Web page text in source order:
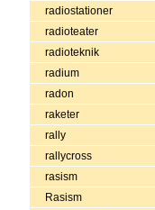
radiostationer
radioteater
radioteknik
radium
radon
raketer
rally
rallycross
rasism
Rasism